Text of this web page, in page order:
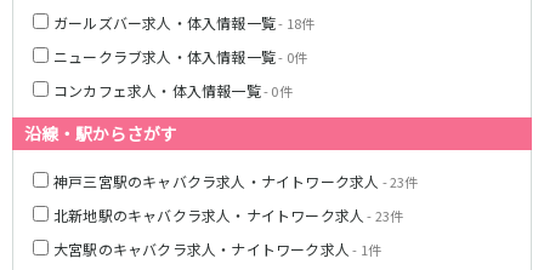
ガールズバー求人・体入情報一覧- 18件
ニュークラブ求人・体入情報一覧- 0件
コンカフェ求人・体入情報一覧- 0件
沿線・駅からさがす
神戸三宮駅のキャバクラ求人・ナイトワーク求人 - 23件
北新地駅のキャバクラ求人・ナイトワーク求人 - 23件
大宮駅のキャバクラ求人・ナイトワーク求人 - 1件
近鉄日本橋駅 布施駅
Osaka Metro千日前線
なんば駅
日本橋駅
小路駅
新深江駅
Osaka Metro四つ橋線